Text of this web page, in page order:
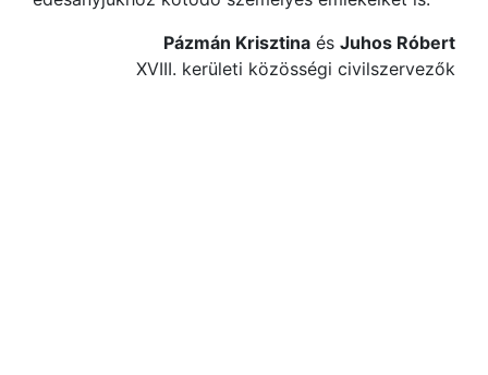
Pázmán Krisztina és Juhos Róbert
XVIII. kerületi közösségi civilszervezők